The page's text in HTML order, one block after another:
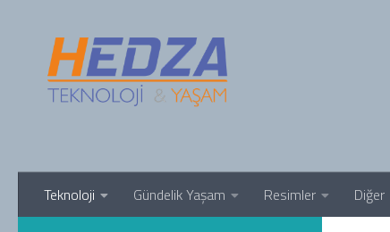
Teknoloji Gündelik Yaşam Resimler Diğer